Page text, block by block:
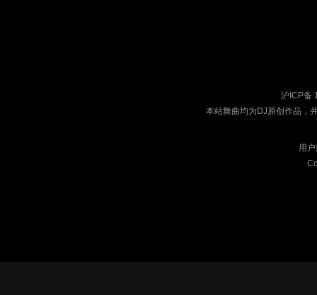
沪ICP备
本站舞曲均为DJ原创作品，
用